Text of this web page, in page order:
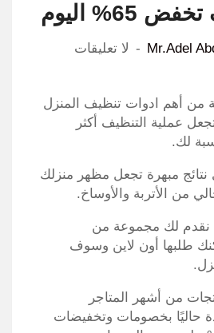
اليوم
Mr.Adel لا تعليقات
من أهم ادوات تنظيف المنزل
عملية التنظيف أكثر
لك.
مبهرة تجعل مظهر منزلك
من الأتربة والأوساخ.
نقدم لك مجموعة من
طلبها أون لاين وسوف
من أشهر المتاجر
حاليًا بخصومات وتخفيضات